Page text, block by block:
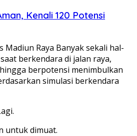
Kenali 120 Potensi
Madiun Raya Banyak sekali hal-
berkendara di jalan raya,
berpotensi menimbulkan
simulasi berkendara
untuk dimuat.